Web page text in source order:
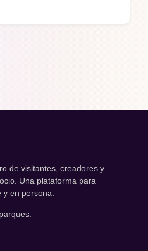
de visitantes, creadores y
Una plataforma para
en persona.